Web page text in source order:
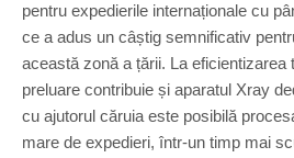
pentru expedierile internaționale cu
ce a adus un câștig semnificativ
această zonă a țării. La eficientizarea
preluare contribuie și aparatul Xray
cu ajutorul căruia este posibilă
mare de expedieri, într-un timp mai